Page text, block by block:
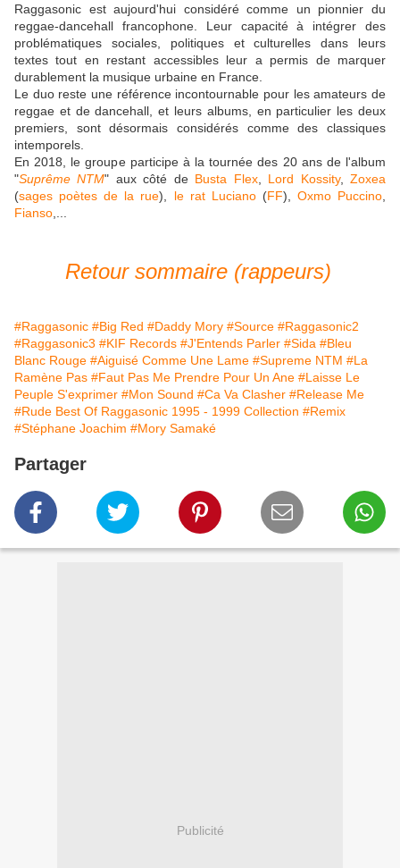
Raggasonic est aujourd'hui considéré comme un pionnier du
reggae-dancehall francophone. Leur capacité à intégrer des
problématiques sociales, politiques et culturelles dans leurs
textes tout en restant accessibles leur a permis de marquer
durablement la musique urbaine en France.
Le duo reste une référence incontournable pour les amateurs de
reggae et de dancehall, et leurs albums, en particulier les deux
premiers, sont désormais considérés comme des classiques
intemporels.
En 2018, le groupe participe à la tournée des 20 ans de l'album
"Suprême NTM" aux côté de Busta Flex, Lord Kossity,Zoxea
(sages poètes de la rue), le rat Luciano(FF), Oxmo Puccino
Fianso
Retour sommaire (rappeurs)
#Raggasonic #Big Red #Daddy Mory #Source #Raggasonic2
#Raggasonic3 #KIF Records #J'Entends Parler #Sida #Bleu
Blanc Rouge #Aiguisé Comme Une Lame #Supreme NTM #La
Ramène Pas #Faut Pas Me Prendre Pour Un Ane #Laisse Le
Peuple S'exprimer #Mon Sound #Ca Va Clasher #Release Me
#Rude Best Of Raggasonic 1995 - 1999 Collection #Remix
#Stéphane Joachim #Mory Samaké
Partager
Publicité